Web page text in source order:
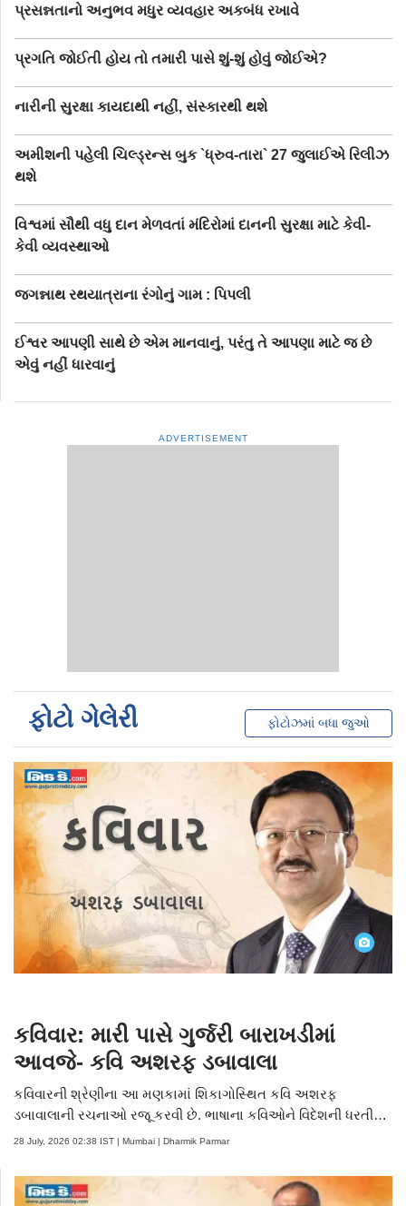
પ્રસન્નતાનો અનુભવ મધુર વ્યવહાર અકબંધ રખાવે
પ્રગતિ જોઈતી હોય તો તમારી પાસે શું-શું હોવું જોઈએ?
નારીની સુરક્ષા કાયદાથી નહીં, સંસ્કારથી થશે
અમીશની પહેલી ચિલ્ડ્રન્સ બુક `ધ્રુવ-તારા` 27 જુલાઈએ રિલીઝ
થશે
વિશ્વમાં સૌથી વધુ દાન મેળવતાં મંદિરોમાં દાનની સુરક્ષા માટે કેવી-
કેવી વ્યવસ્થાઓ
જગન્નાથ રથયાત્રાના રંગોનું ગામ : પિપલી
ઈશ્વર આપણી સાથે છે એમ માનવાનું, પરંતુ તે આપણા માટે જ છે
એવું નહીં ધારવાનું
ADVERTISEMENT
ફોટો ગેલેરી ફોટોઝમાં બધા જુઓ
કવિવાર: મારી પાસે ગુર્જરી બારાખડીમાં
આવજે- કવિ અશરફ ડબાવાલા
કવિવારની શ્રેણીના આ મણકામાં શિકાગોસ્થિત કવિ અશરફ
ડબાવાલાની રચનાઓ રજૂ કરવી છે. ભાષાના કવિઓને વિદેશની ધરતી
પર માન-સન્માન આપનાર અશરફભાઈ અને તેમનાં ધર્મપત્ની ડૉ.
ભાષાસંવર્ધન માટે સતત પ્રયાસરત રહે છે. અશરફભાઈનો જન્મ
અમેરલીમાં ૧૯૪૮ની સાલમાં ૧૩મી જુલાઇએ થયેલો. તેઓની પાસેથી
28 July, 2026 02:38 IST | Mumbai | Dharmik Parmar